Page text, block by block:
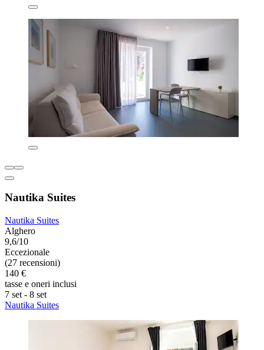
Nautika Suites
Nautika Suites
Alghero
9,6/10
Eccezionale
(27 recensioni)
140 €
tasse e oneri inclusi
7 set - 8 set
Nautika Suites